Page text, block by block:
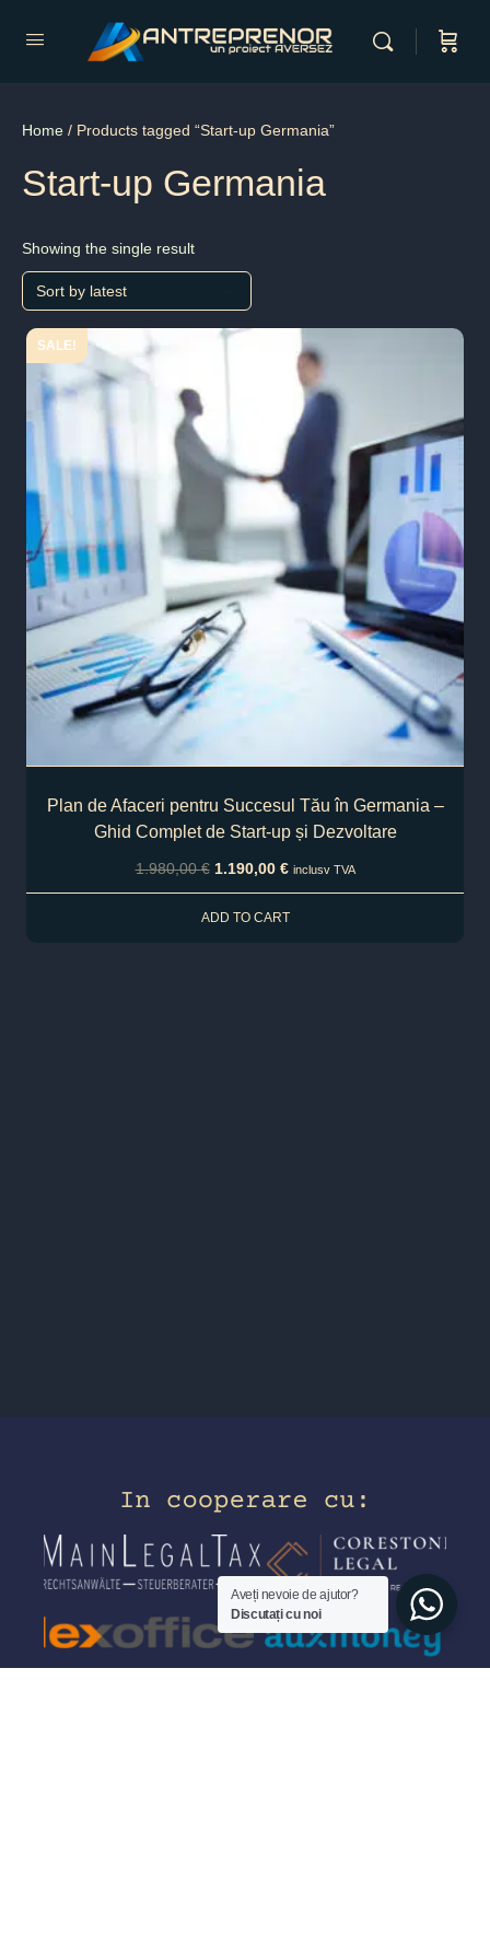
Home / Products tagged “Start-up Germania”
Start-up Germania
Showing the single result
SALE!
Plan de Afaceri pentru Succesul Tău în Germania –
Ghid Complet de Start-up și Dezvoltare
1.980,00€ 1.190,00 € inclusv TVA
ADD TO CART
Aveți nevoie de ajutor?
Discutați cu noi